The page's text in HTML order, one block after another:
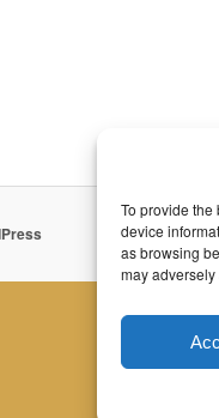
To provide
device
as browsing
may